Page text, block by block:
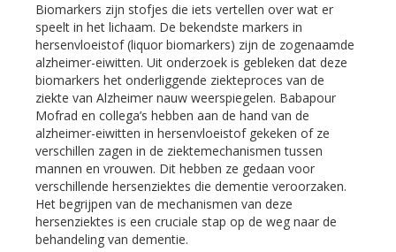
Biomarkers zijn stofjes die iets vertellen over wat er
speelt in het lichaam. De bekendste markers in
hersenvloeistof (liquor biomarkers) zijn de zogenaamde
alzheimer-eiwitten. Uit onderzoek is gebleken dat deze
biomarkers het onderliggende ziekteproces van de
ziekte van Alzheimer nauw weerspiegelen. Babapour
Mofrad en collega’s hebben aan de hand van de
alzheimer-eiwitten in hersenvloeistof gekeken of ze
verschillen zagen in de ziektemechanismen tussen
mannen en vrouwen. Dit hebben ze gedaan voor
verschillende hersenziektes die dementie veroorzaken.
Het begrijpen van de mechanismen van deze
hersenziektes is een cruciale stap op de weg naar de
behandeling van dementie.